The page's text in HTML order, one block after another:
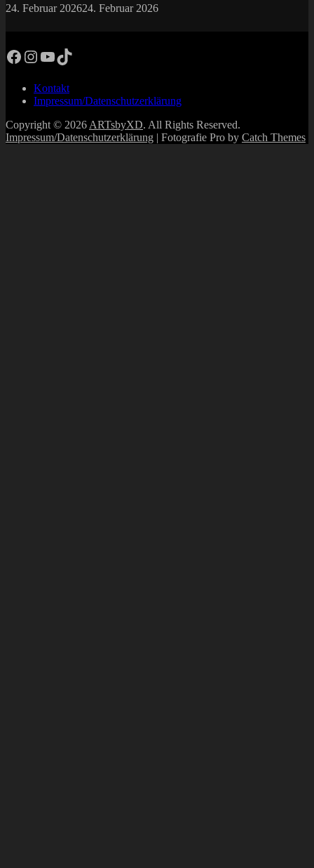
Schloss
Posted
24. Februar 202624. Februar 2026by
Facebook
Instagram
YouTube
TikTok
Kontakt
Impressum/Datenschutzerklärung
Copyright © 2026 ARTsbyXD. All Rights Reserved.
Impressum/Datenschutzerklärung | Fotografie Pro by Catch Themes